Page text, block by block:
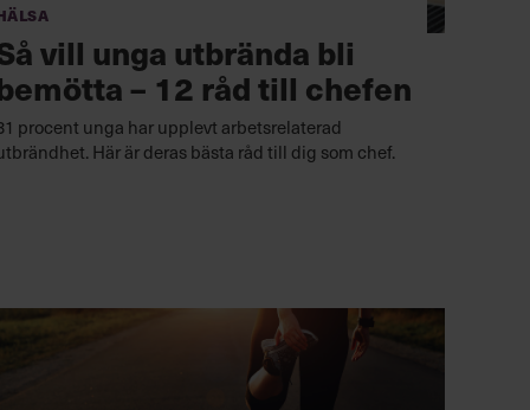
vill unga utbrända bli
– 12 råd till chefen
procent unga har upplevt arbetsrelaterad
Här är deras bästa råd till dig som chef.